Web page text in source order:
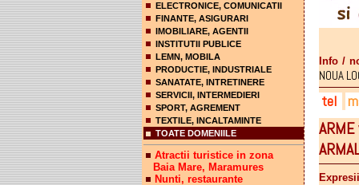
ELECTRONICE, COMUNICATII
FINANTE, ASIGURARI
IMOBILIARE, AGENTII
INSTITUTII PUBLICE
LEMN, MOBILA
PRODUCTIE, INDUSTRIALE
SANATATE, INTRETINERE
SERVICII, INTERMEDIERI
SPORT, AGREMENT
TEXTILE, INCALTAMINTE
TOATE DOMENIILE
Atractii turistice in zona
Baia Mare, Maramures
Nunti, restaurante
Info /
NOUA
tel
ARME